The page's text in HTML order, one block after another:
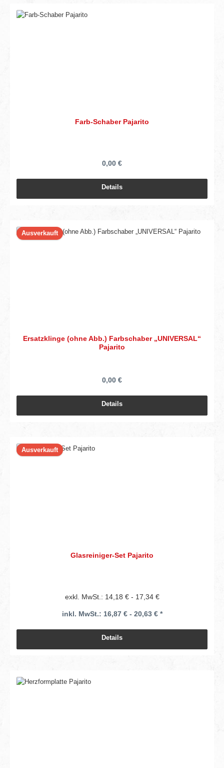
Farb-Schaber Pajarito
0,00 €
Details
Ausverkauft
Ersatzklinge (ohne Abb.) Farbschaber „UNIVERSAL“
Pajarito
0,00 €
Details
Ausverkauft
Glasreiniger-Set Pajarito
exkl. MwSt.: 14,18 € - 17,34 €
inkl. MwSt.: 16,87 € - 20,63 € *
Details